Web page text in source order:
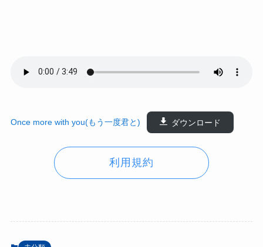
Once more with you(もう一度君と) ダウンロード
利用規約